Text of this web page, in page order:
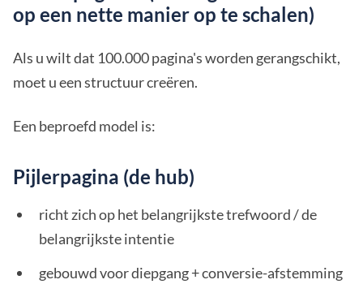
op een nette manier op te schalen)
Als u wilt dat 100.000 pagina's worden gerangschikt,
moet u een structuur creëren.
Een beproefd model is:
Pijlerpagina (de hub)
richt zich op het belangrijkste trefwoord / de
belangrijkste intentie
gebouwd voor diepgang + conversie-afstemming